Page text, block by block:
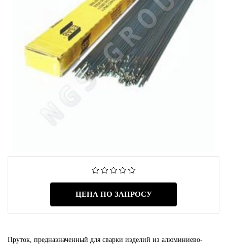
ЦЕНА ПО ЗАПРОСУ
Пруток, предназначенный для сварки изделий из алюминиево-